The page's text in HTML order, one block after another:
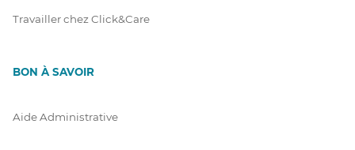
Travailler chez Click&Care
BON À SAVOIR
Aide Administrative